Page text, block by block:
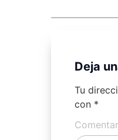
Deja
Tu
con *